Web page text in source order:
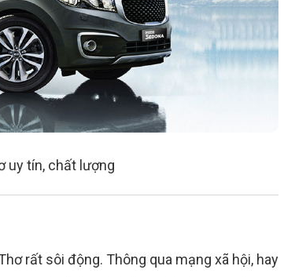
uy tín, chất lượng
rất sôi động. Thông qua mạng xã hội, hay